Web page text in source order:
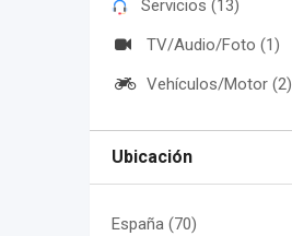
Servicios (13)
TV/Audio/Foto (1)
Vehículos/Motor (2)
Ubicación
España (70)